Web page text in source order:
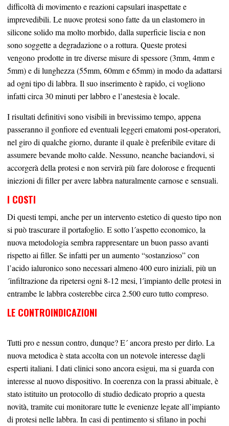
difficoltà di movimento e reazioni capsulari inaspettate e
imprevedibili. Le nuove protesi sonofatte da un elastomero in
silicone solido ma molto morbido, dalla superficie liscia e non
sono soggette a degradazione o a rottura. Queste protesi
vengono prodotte in tre diverse misure di spessore (3mm, 4mm e
5mm) e di lunghezza (55mm, 60mm e 65mm) in modo da adattarsi
ad ogni tipo di labbra. Il suo inserimento è rapido, ci vogliono
infatticirca 30 minuti per labbro e l’anestesia è locale.
I risultati definitivi sono visibili in brevissimo tempo, appena
passeranno il gonfiore ed eventuali leggeri ematomi post-operatori,
nel giro di qualche giorno, durante il quale è preferibile evitare di
assumere bevande molto calde. Nessuno, neanche baciandovi, si
accorgerà della protesi e non servirà più fare dolorose e frequenti
iniezioni di filler per avere labbra naturalmente carnose e sensuali.
I COSTI
Di questi tempi, anche per un intervento estetico di questo tipo non
si può trascurare il portafoglio. E sotto l´aspetto economico, la
nuova metodologia sembra rappresentare un buon passo avanti
rispetto ai filler. Seinfattiper un aumento “sostanzioso” con
l’acido ialuronico sono necessari almeno 400 euro iniziali, più un
´infiltrazione da ripetersi ogni 8-12 mesi, l´impianto delle protesi in
entrambe le labbra costerebbe circa 2.500 euro tutto compreso.
LE CONTROINDICAZIONI
Tutti pro e nessun contro, dunque? E´ ancora presto per dirlo. La
nuova metodica è stata accolta con un notevole interesse dagli
esperti italiani. Idati clinici sono ancora esigui, masi guardacon
interesse al nuovo dispositivo. In coerenza con laprassi abituale, è
stato istituitoun protocollo di studio dedicato proprio a questa
novità, tramite cui monitorare tutte le evenienze legate all’impianto
di protesi nelle labbra. In casi di pentimento si sfilano in pochi